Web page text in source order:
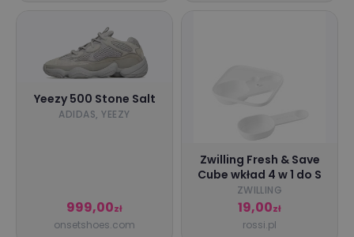
Yeezy 500 Stone Salt
ADIDAS, YEEZY
999,00zł
onsetshoes.com
Zwilling Fresh & Save
Cube wkład 4 w 1 do S
ZWILLING
19,00zł
rossi.pl